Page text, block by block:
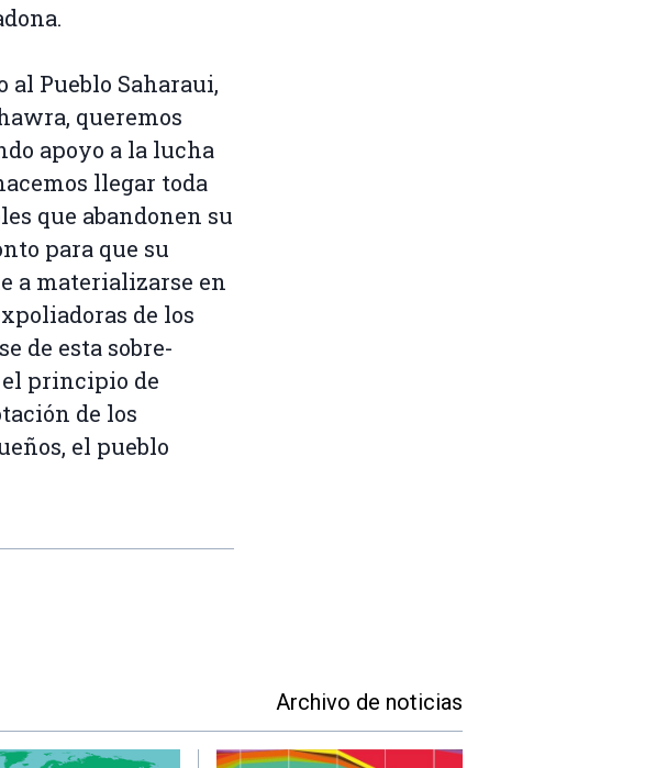
al Pueblo Saharaui,
queremos
apoyo a la lucha
llegar toda
que abandonen su
para que su
a materializarse en
de los
de esta sobre-
principio de
de los
el pueblo
Archivo de noticias